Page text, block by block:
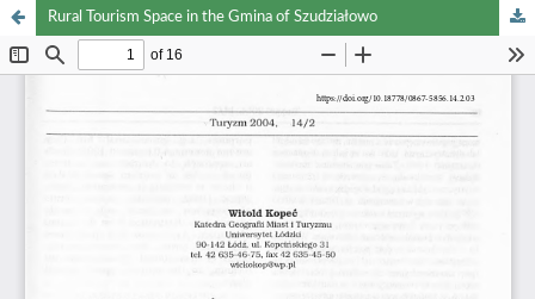
Rural Tourism Space in the Gmina of Szudziałowo